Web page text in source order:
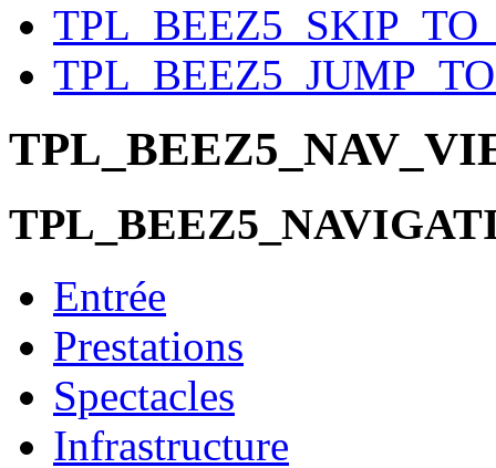
Entrée
Prestations
Spectacles
Infrastructure